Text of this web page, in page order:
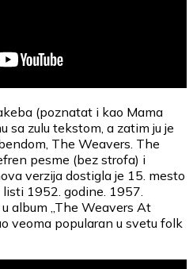
(poznatat i kao Mama
sa zulu tekstom, a zatim ju je
The Weavers. The
pesme (bez strofa) i
verzija dostigla je 15. mesto
listi 1952. godine. 1957.
album „The Weavers At
veoma popularan u svetu folk